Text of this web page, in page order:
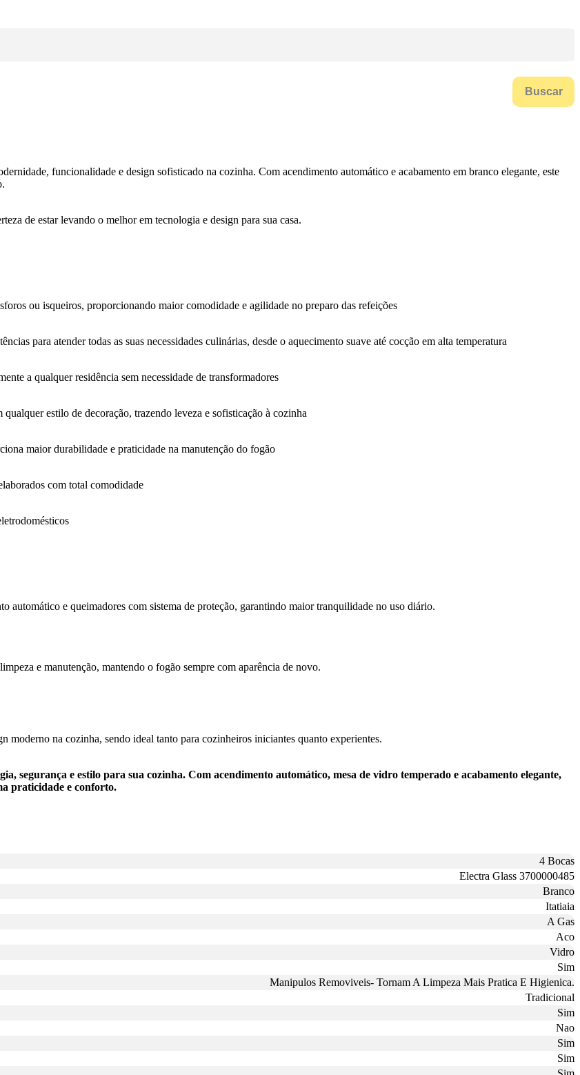
Buscar
funcionalidade e design sofisticado na cozinha. Com acendimento automático e acabamento em branco elegante, este
de estar levando o melhor em tecnologia e design para sua casa.
ou isqueiros, proporcionando maior comodidade e agilidade no preparo das refeições
para atender todas as suas necessidades culinárias, desde o aquecimento suave até cocção em alta temperatura
a qualquer residência sem necessidade de transformadores
estilo de decoração, trazendo leveza e sofisticação à cozinha
maior durabilidade e praticidade na manutenção do fogão
com total comodidade
automático e queimadores com sistema de proteção, garantindo maior tranquilidade no uso diário.
e manutenção, mantendo o fogão sempre com aparência de novo.
moderno na cozinha, sendo ideal tanto para cozinheiros iniciantes quanto experientes.
segurança e estilo para sua cozinha. Com acendimento automático, mesa de vidro temperado e acabamento elegante,
praticidade e conforto.
4 Bocas
Electra Glass 3700000485
Branco
Itatiaia
A Gas
Aco
Vidro
Sim
Manipulos Removiveis- Tornam A Limpeza Mais Pratica E Higienica.
Tradicional
Sim
Nao
Sim
Sim